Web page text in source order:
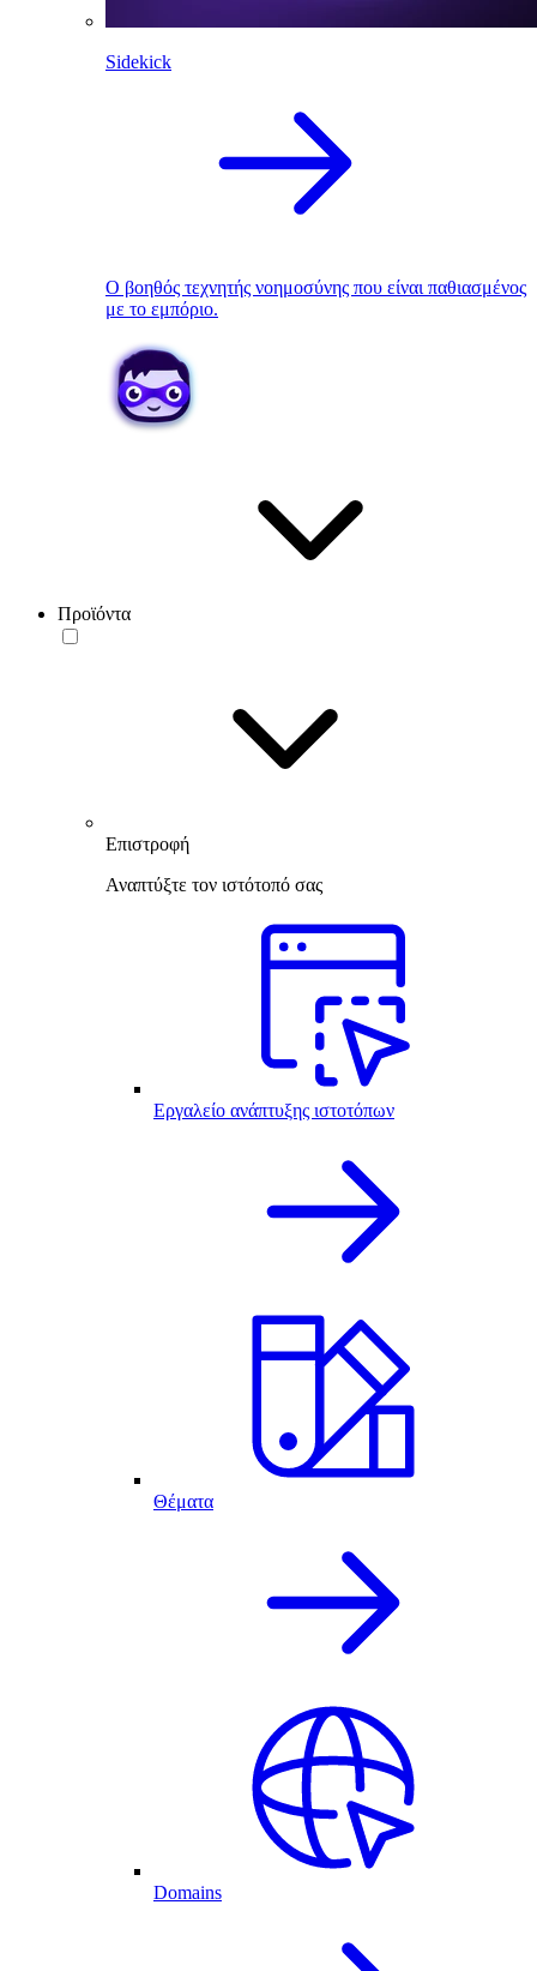
Sidekick
Ο βοηθός τεχνητής νοημοσύνης που είναι παθιασμένος
με το εμπόριο.
Προϊόντα
Επιστροφή
Αναπτύξτε τον ιστότοπό σας
Εργαλείο ανάπτυξης ιστοτόπων
Θέματα
Domains